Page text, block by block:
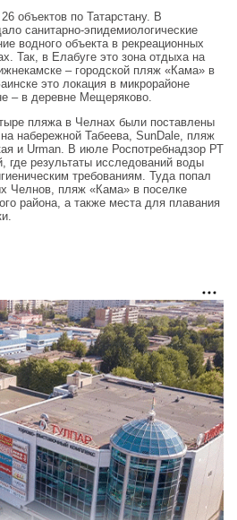
объектов по Татарстану. В
санитарно-эпидемиологические
водного объекта в рекреационных
Так, в Елабуге это зона отдыха на
– городской пляж «Кама» в
это локация в микрорайоне
– в деревне Мещеряково.
пляжа в Челнах были поставлены
набережной Табеева, SunDale, пляж
и Urman. В июле Роспотребнадзор РТ
где результаты исследований воды
требованиям. Туда попал
Челнов, пляж «Кама» в поселке
района, а также места для плавания